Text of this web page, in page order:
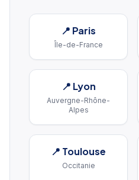
📍 Paris
Île-de-France
📍 Lyon
Auvergne-Rhône-
Alpes
📍 Toulouse
Occitanie